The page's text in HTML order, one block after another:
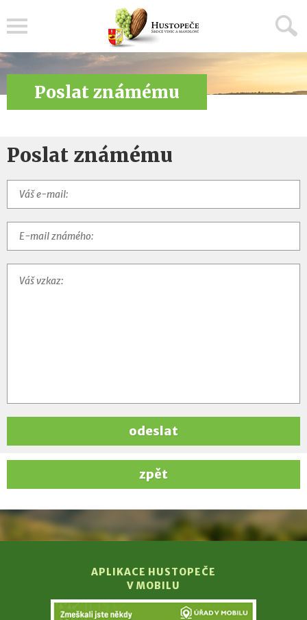
Poslat známému
Poslat známému
odeslat
zpět
APLIKACE HUSTOPEČE
V MOBILU